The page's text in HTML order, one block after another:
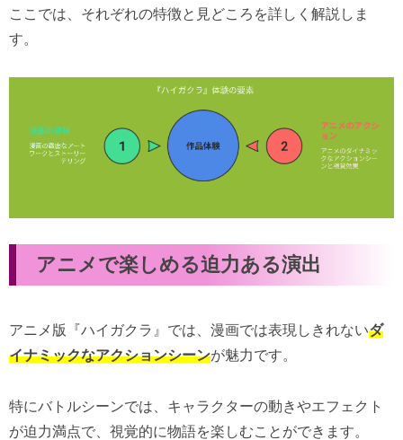
ここでは、それぞれの特徴と見どころを詳しく解説しま
す。
アニメで楽しめる迫力ある演出
アニメ版『ハイガクラ』では、漫画では表現しきれないダ
イナミックなアクションシーンが魅力です。
特にバトルシーンでは、キャラクターの動きやエフェクト
が迫力満点で、視覚的に物語を楽しむことができます。